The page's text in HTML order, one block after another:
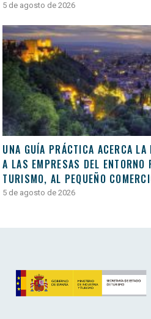
5 de agosto de 2026
UNA GUÍA PRÁCTICA ACERCA
A LAS EMPRESAS DEL ENTORNO
TURISMO, AL PEQUEÑO
5 de agosto de 2026